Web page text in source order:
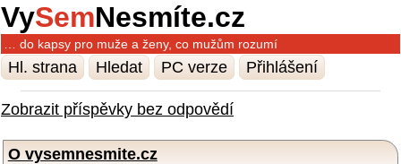
VySemNesmíte.cz
… do kapsy pro muže a ženy, co mužům rozumí
Hl. strana Hledat PC verze Přihlášení
Zobrazit příspěvky bez odpovědí
O vysemnesmite.cz